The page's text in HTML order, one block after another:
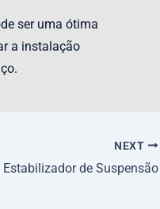
ser uma ótima
a instalação
NEXT
Estabilizador de Suspensão